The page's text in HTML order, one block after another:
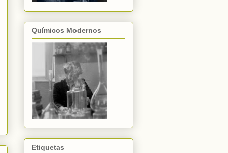
Químicos Modernos
Etiquetas